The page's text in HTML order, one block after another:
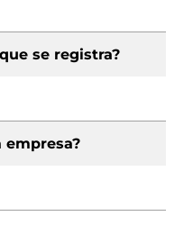
se registra?
empresa?